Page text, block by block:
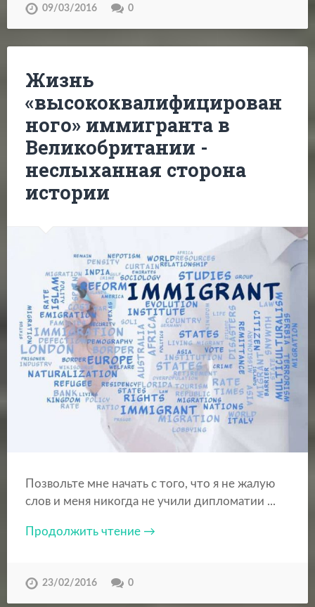
09/03/2016 0
Жизнь
«высококвалифицирован
ного» иммигранта в
Великобритании -
неслыханная сторона
истории
Позвольте мне начать с того, что я не жалую
слов и меня никогда не учили дипломатии ...
Продолжить чтение →
23/02/2016 0